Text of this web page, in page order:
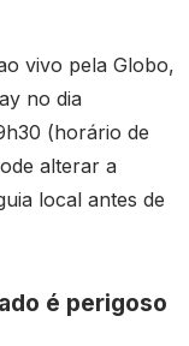
vivo pela Globo,
no dia
(horário de
alterar a
local antes de
é perigoso